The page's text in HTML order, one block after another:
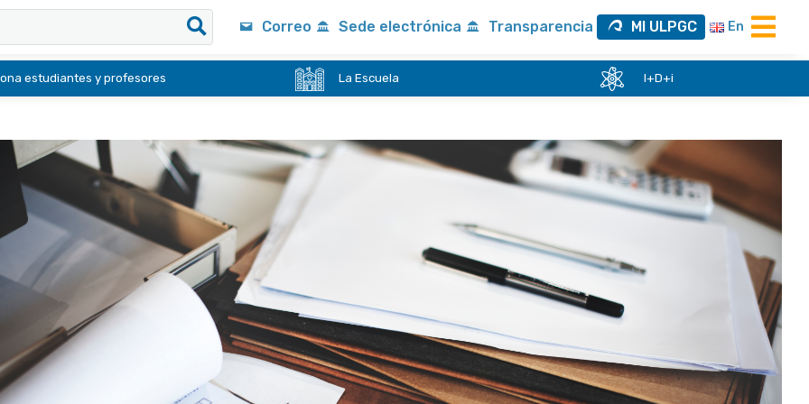
Correo Sede electrónica Transparencia MI ULPGC En
estudiantes y profesores La Escuela I+D+i